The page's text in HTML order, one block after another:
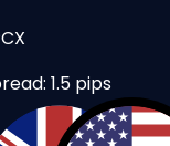
1.5 pips